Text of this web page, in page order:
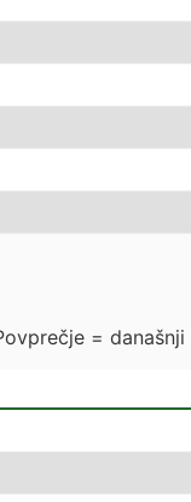
=